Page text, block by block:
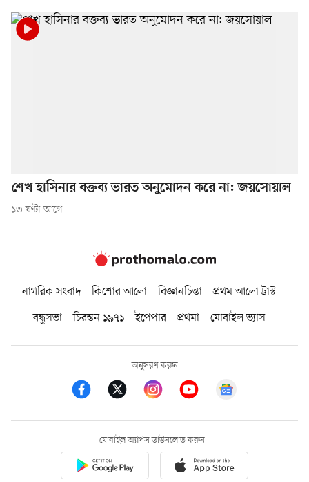
শেখ হাসিনার বক্তব্য ভারত অনুমোদন করে না: জয়সোয়াল
১৩ ঘণ্টা আগে
নাগরিক সংবাদ কিশোর আলো বিজ্ঞানচিন্তা
প্রথম আলো ট্রাস্ট
বন্ধুসভা
চিরন্তন ১৯৭১ ইপেপার প্রথমা মোবাইল ভ্যাস
অনুসরণ করুন
মোবাইল অ্যাপস ডাউনলোড করুন